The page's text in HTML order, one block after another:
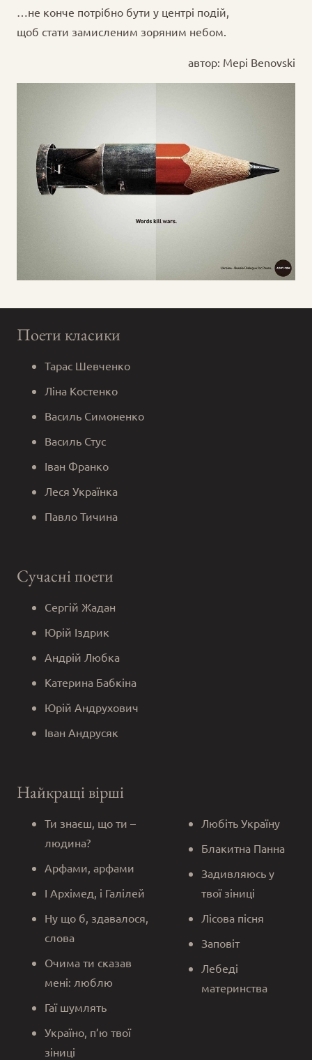
…не конче потрібно бути у центрі подій,
щоб стати замисленим зоряним небом.
автор: Mepi Benovski
Поети класики
Тарас Шевченко
Ліна Костенко
Василь Симоненко
Василь Стус
Іван Франко
Леся Українка
Павло Тичина
Сучасні поети
Сергій Жадан
Юрій Іздрик
Андрій Любка
Катерина Бабкіна
Юрій Андрухович
Іван Андрусяк
Найкращі вірші
Ти знаєш, що ти –
людина?
Арфами, арфами
І Архімед, і Галілей
Ну що б, здавалося,
слова
Очима ти сказав
мені: люблю
Гаї шумлять
Україно, п’ю твої
зіниці
Любіть Україну
Блакитна Панна
Задивляюсь у
твої зіниці
Лісова пісня
Заповіт
Лебеді
материнства